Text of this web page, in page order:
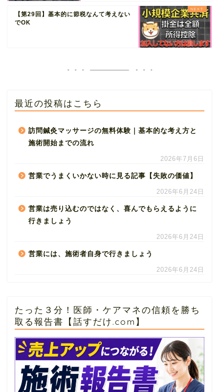
【第29回】基本的に節税なんて考えない
でOK
最近の投稿はこちら
訪問鍼灸マッサージの無料体験｜基本的な考え方と
施術開始までの流れ
2026年7月6日
営業でうまくいかない時に見る記事【失敗の価値】
2026年6月24日
営業は売り込むのではなく、喜んでもらえるように
行きましょう
2026年6月24日
営業には、施術者自身で行きましょう
2026年6月24日
たった３分！医師・ケアマネの信頼を勝ち
取る報告書【話すだけ.com】